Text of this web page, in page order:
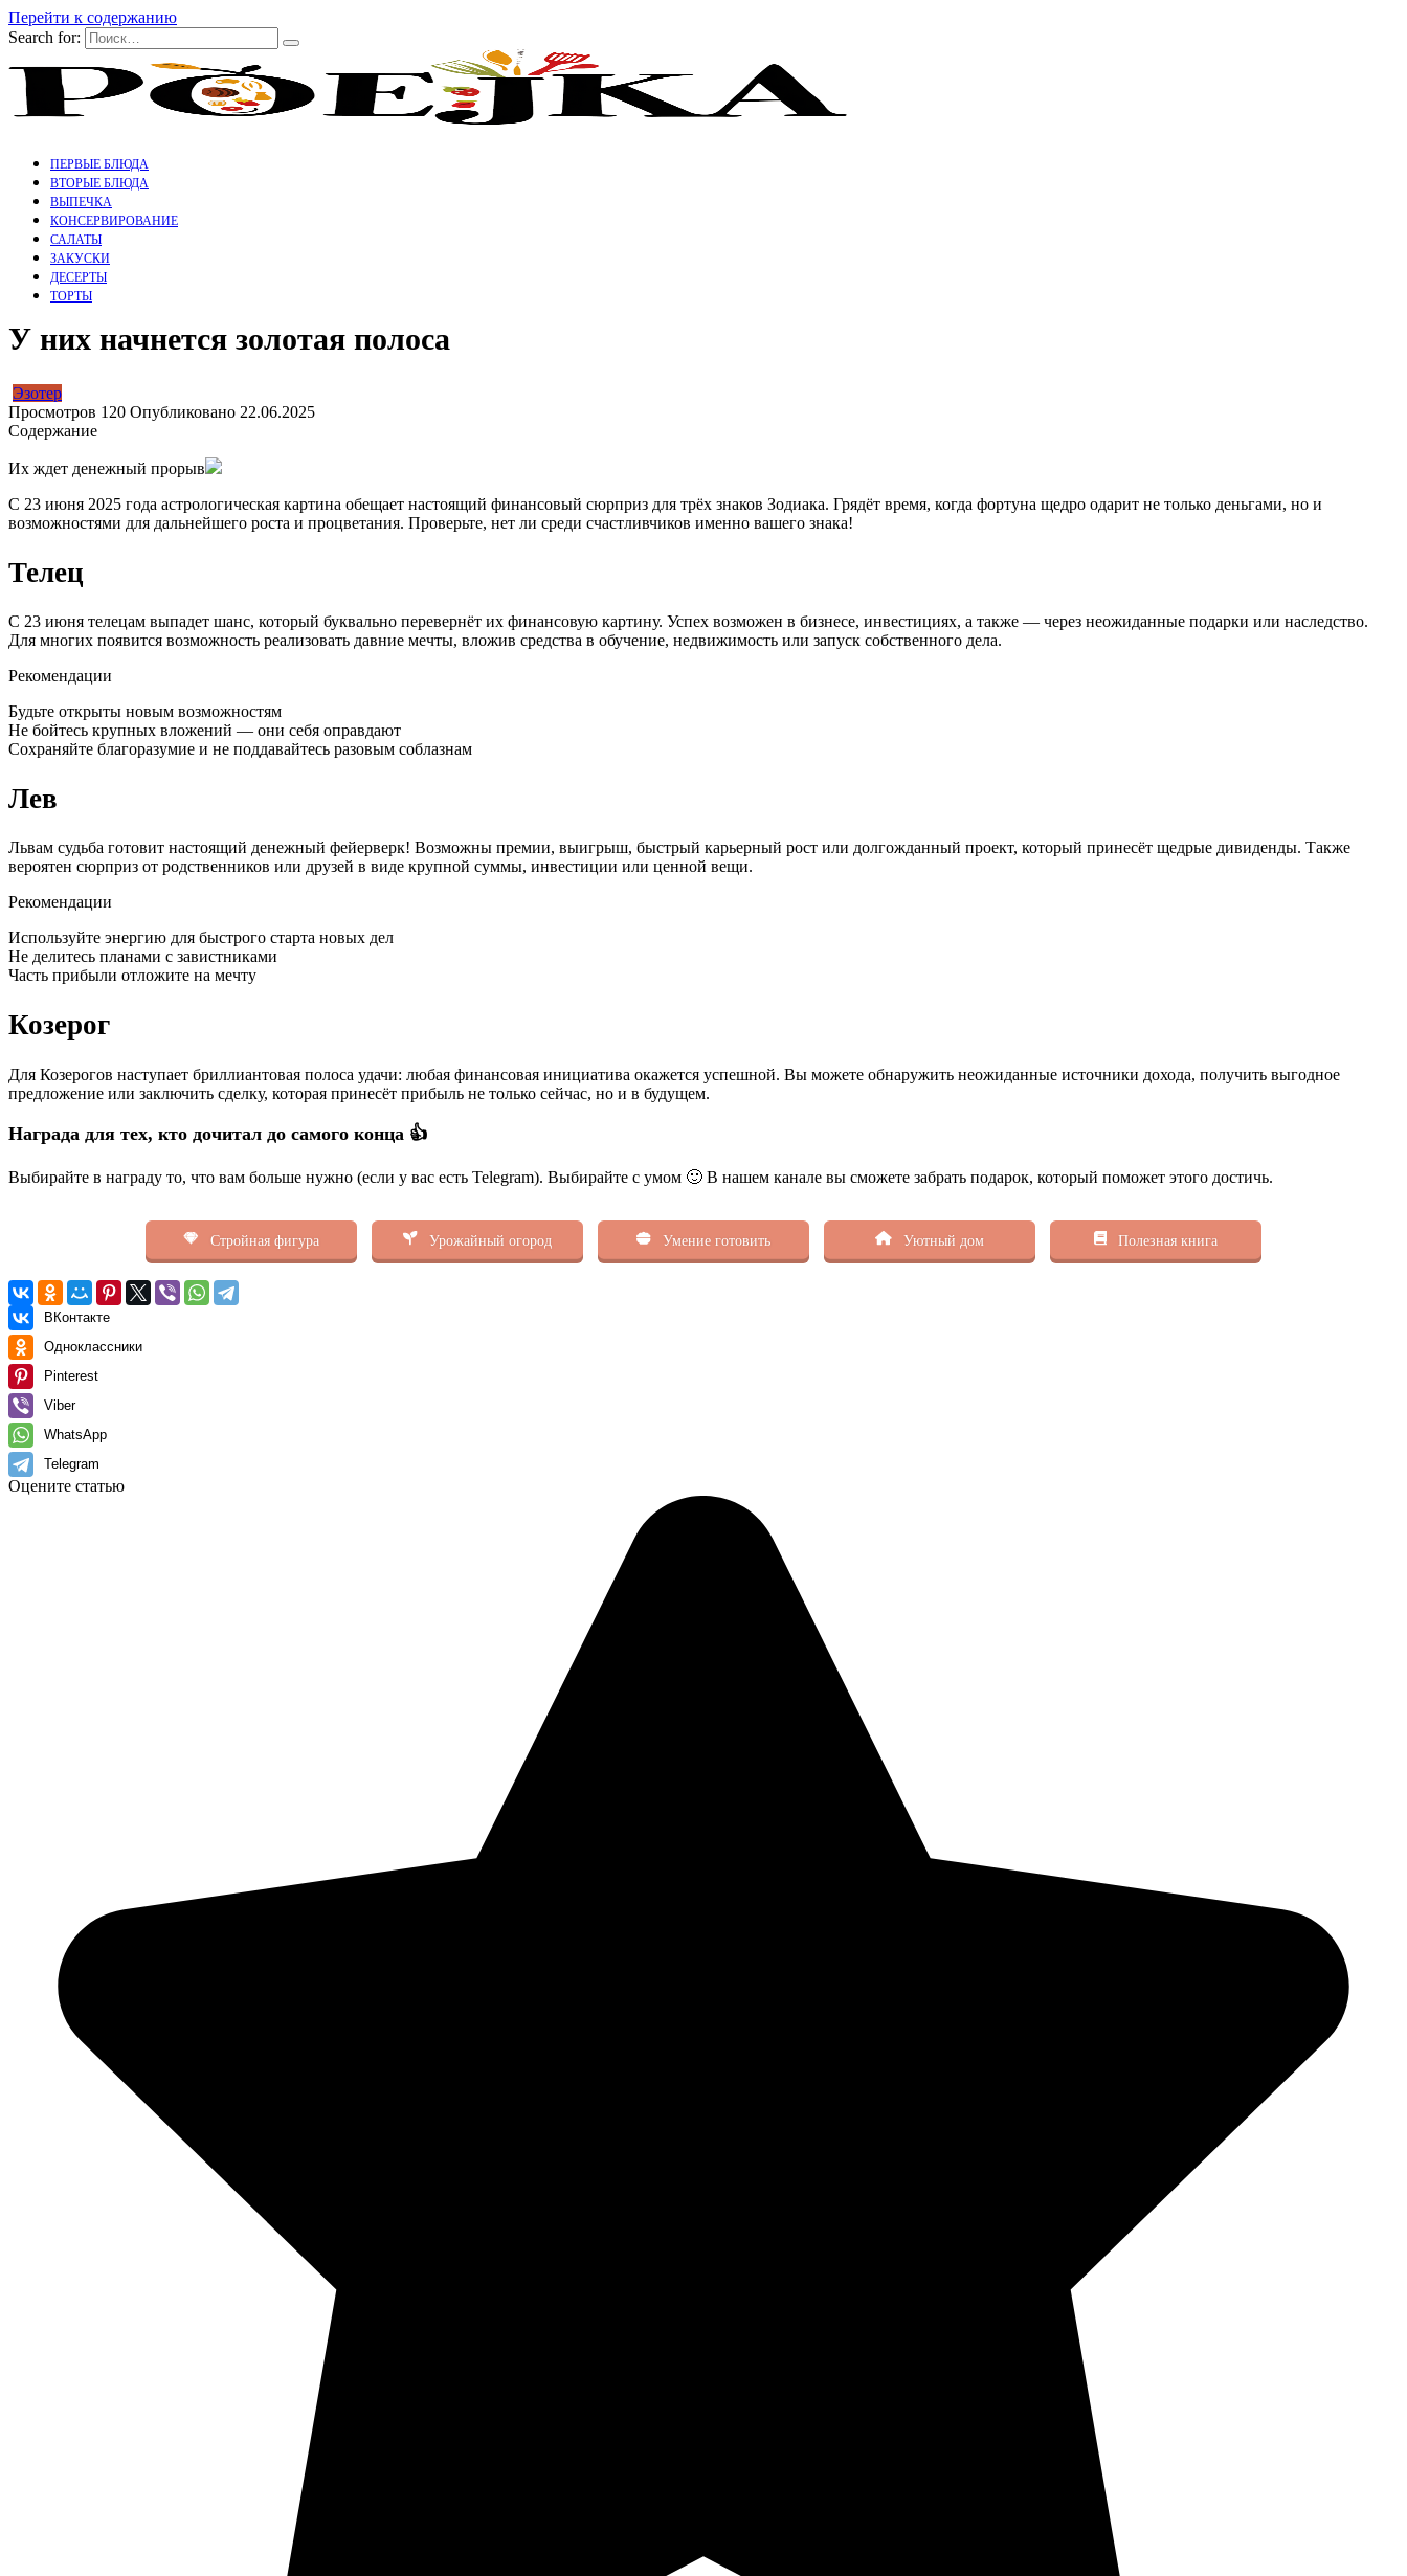
Перейти к содержанию
Search for:
ПЕРВЫЕ БЛЮДА
ВТОРЫЕ БЛЮДА
ВЫПЕЧКА
КОНСЕРВИРОВАНИЕ
САЛАТЫ
ЗАКУСКИ
ДЕСЕРТЫ
ТОРТЫ
У них начнется золотая полоса
Эзотер
Просмотров 120 Опубликовано 22.06.2025
Содержание
Их ждет денежный прорыв
С 23 июня 2025 года астрологическая картина обещает настоящий финансовый сюрприз для трёх знаков Зодиака. Грядёт время, когда фортуна щедро одарит не только деньгами, но и
возможностями для дальнейшего роста и процветания. Проверьте, нет ли среди счастливчиков именно вашего знака!
Телец
С 23 июня телецам выпадет шанс, который буквально перевернёт их финансовую картину. Успех возможен в бизнесе, инвестициях, а также — через неожиданные подарки или наследство.
Для многих появится возможность реализовать давние мечты, вложив средства в обучение, недвижимость или запуск собственного дела.
Рекомендации
Будьте открыты новым возможностям
Не бойтесь крупных вложений — они себя оправдают
Сохраняйте благоразумие и не поддавайтесь разовым соблазнам
Лев
Львам судьба готовит настоящий денежный фейерверк! Возможны премии, выигрыш, быстрый карьерный рост или долгожданный проект, который принесёт щедрые дивиденды. Также
вероятен сюрприз от родственников или друзей в виде крупной суммы, инвестиции или ценной вещи.
Рекомендации
Используйте энергию для быстрого старта новых дел
Не делитесь планами с завистниками
Часть прибыли отложите на мечту
Козерог
Для Козерогов наступает бриллиантовая полоса удачи: любая финансовая инициатива окажется успешной. Вы можете обнаружить неожиданные источники дохода, получить выгодное
предложение или заключить сделку, которая принесёт прибыль не только сейчас, но и в будущем.
Награда для тех, кто дочитал до самого конца 👍
Выбирайте в награду то, что вам больше нужно (если у вас есть Telegram). Выбирайте с умом 🙂 В нашем канале вы сможете забрать подарок, который поможет этого достичь.
Стройная фигура Урожайный огород Умение готовить Уютный дом Полезная книга
ВКонтакте
Одноклассники
Pinterest
Viber
WhatsApp
Telegram
Оцените статью